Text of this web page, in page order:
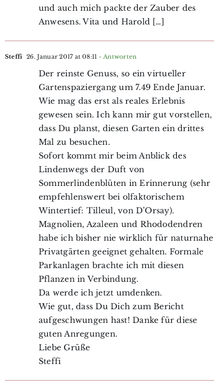
und auch mich packte der Zauber des
Anwesens. Vita und Harold […]
Steffi 26. Januar 2017 at 08:11 - Antworten
Der reinste Genuss, so ein virtueller
Gartenspaziergang um 7.49 Ende Januar.
Wie mag das erst als reales Erlebnis
gewesen sein. Ich kann mir gut vorstellen,
dass Du planst, diesen Garten ein drittes
Mal zu besuchen.
Sofort kommt mir beim Anblick des
Lindenwegs der Duft von
Sommerlindenblüten in Erinnerung (sehr
empfehlenswert bei olfaktorischem
Wintertief: Tilleul, von D’Orsay).
Magnolien, Azaleen und Rhododendren
habe ich bisher nie wirklich für naturnahe
Privatgärten geeignet gehalten. Formale
Parkanlagen brachte ich mit diesen
Pflanzen in Verbindung.
Da werde ich jetzt umdenken.
Wie gut, dass Du Dich zum Bericht
aufgeschwungen hast! Danke für diese
guten Anregungen.
Liebe Grüße
Steffi